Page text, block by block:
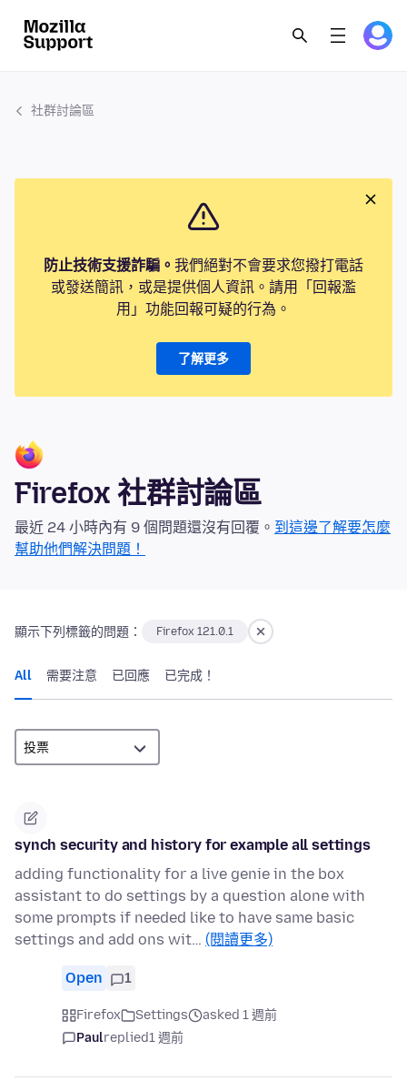
社群討論區
防止技術支援詐騙。 我們絕對不會要求您撥打電話
或發送簡訊，或是提供個人資訊。請用「回報濫
用」功能回報可疑的行為。
了解更多
Firefox 社群討論區
最近 24 小時內有 9 個問題還沒有回覆。 到這邊了解要怎麼
幫助他們解決問題！
顯示下列標籤的問題： Firefox 121.0.1
All 需要注意 已回應 已完成！
synch security and history for example all settings
adding functionality for a live genie in the box
assistant to do settings by a question alone with
some prompts if needed like to have same basic
settings and add ons wit… (閱讀更多)
Open 1
Firefox Settings
asked 1 週前
Paulreplied1 週前